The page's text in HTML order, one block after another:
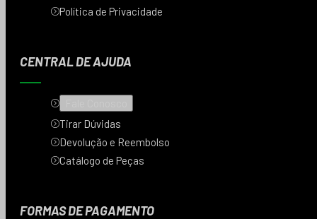
Política de Privacidade
CENTRAL DE AJUDA
Tirar Dúvidas
Devolução e Reembolso
Catálogo de Peças
FORMAS DE PAGAMENTO